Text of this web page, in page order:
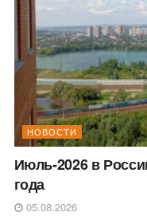
НОВОСТИ
Июль-2026 в
года
05.08.2026